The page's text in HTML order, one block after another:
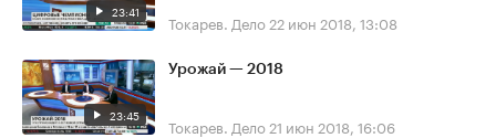
23:41 Токарев. Дело 22 июн 2018, 13:08
23:45
Урожай — 2018
Токарев. Дело 21 июн 2018, 16:06